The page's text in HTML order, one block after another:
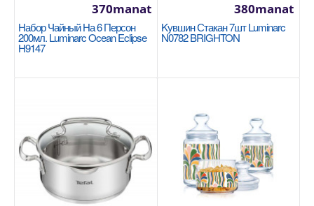
Кастрюля 24x7cm / 2.8л Korkmaz Galaksi
A2953
KORKMAZ
Размеры: 24х7 см - 2,8 литра Покрытие с
1205manat
Availability
Набор Чайный На 6 Персон
200мл. Luminarc Ocean Eclipse
H9147
370manat
Kувшин Стакан 7шт Luminarc
N0782 BRIGHTON
380manat